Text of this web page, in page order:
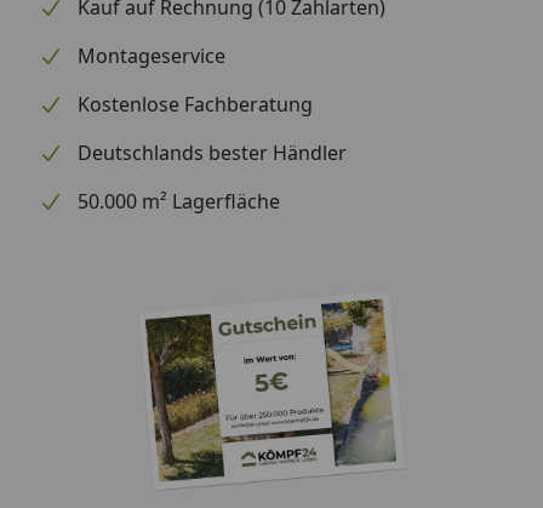
Kauf auf Rechnung (10 Zahlarten)
Montageservice
Kostenlose Fachberatung
Deutschlands bester Händler
50.000 m² Lagerfläche